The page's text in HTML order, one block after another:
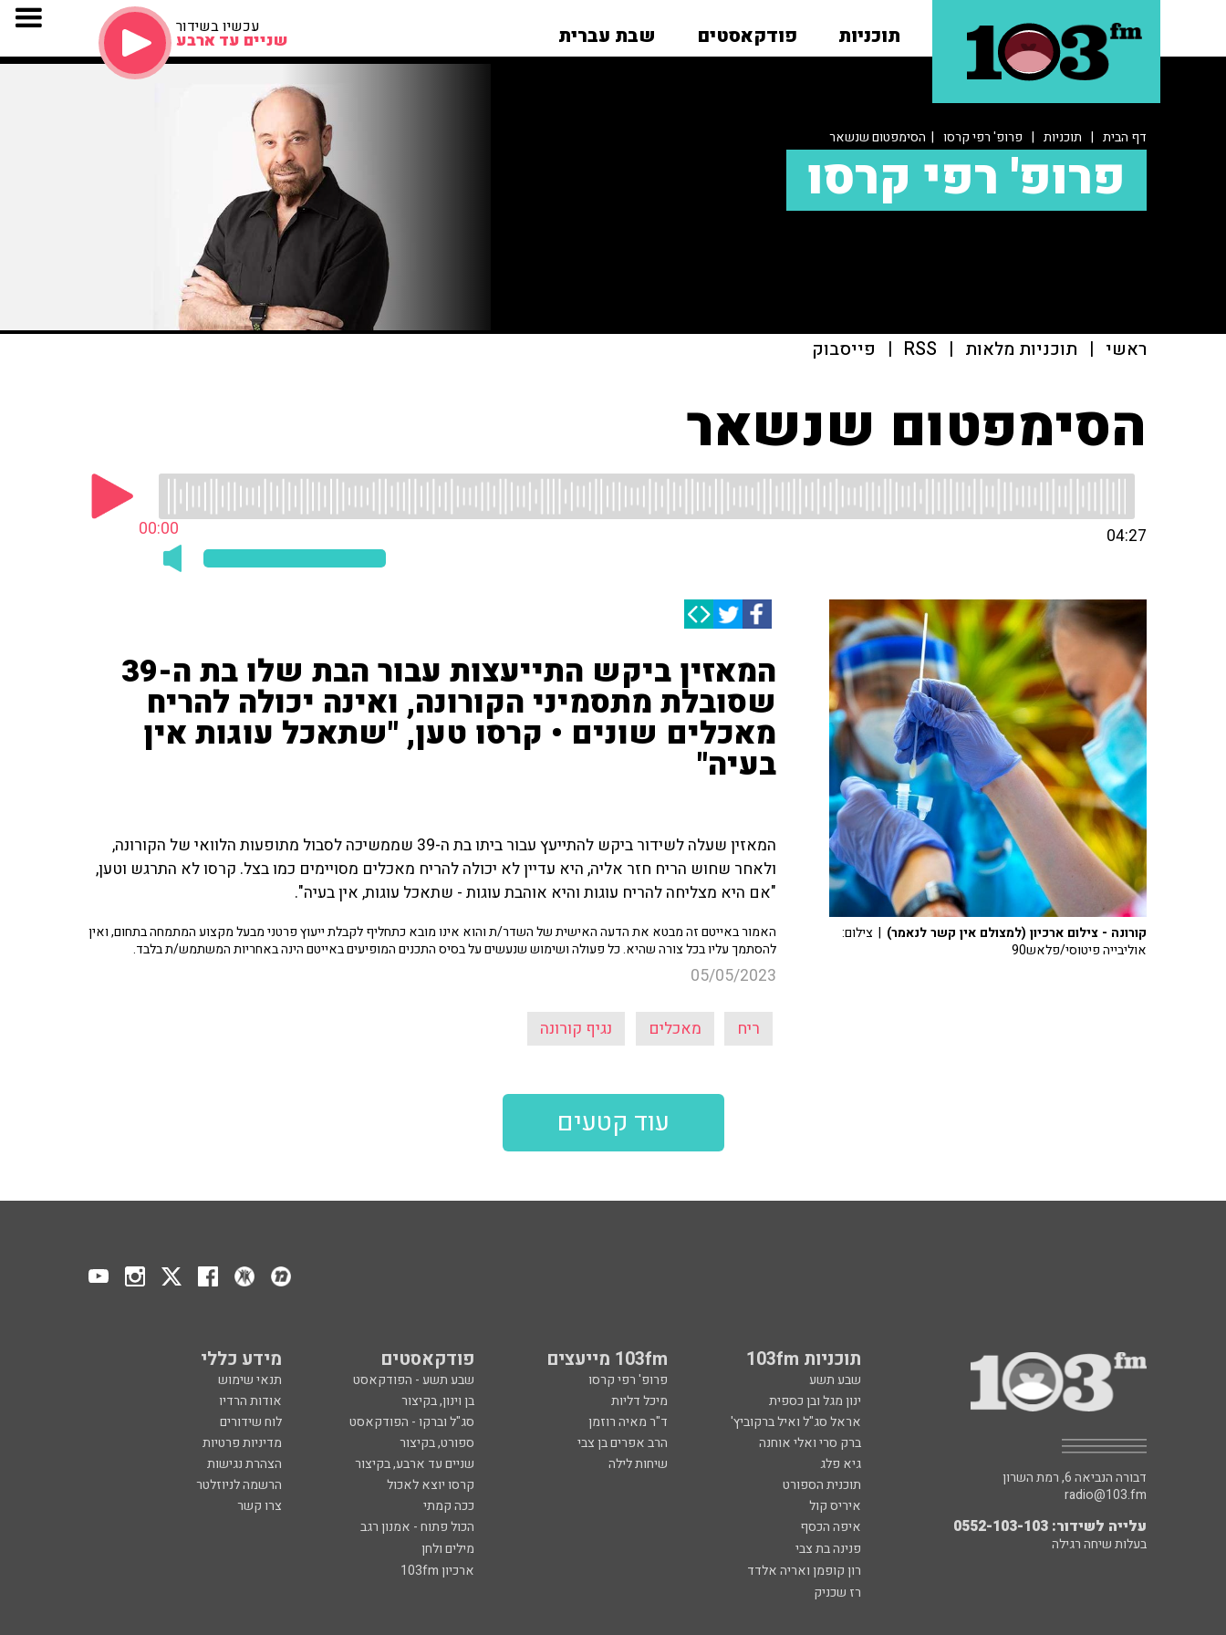
תוכניות פודקאסטים שבת עברית עכשיו בשידור
שניים עד ארבע
דף הבית | תוכניות | פרופ' רפי קרסו | הסימפטום שנשאר
פרופ' רפי קרסו
ראשי | תוכניות מלאות |
RSS
| פייסבוק
הסימפטום שנשאר
00:00 04:27
המאזין ביקש התייעצות עבור הבת שלו בת ה-39
שסובלת מתסמיני הקורונה, ואינה יכולה להריח
מאכלים שונים • קרסו טען, "שתאכל עוגות אין
בעיה"
המאזין שעלה לשידור ביקש להתייעץ עבור ביתו בת ה-39 שממשיכה לסבול מתופעות הלוואי של הקורונה,
ולאחר שחוש הריח חזר אליה, היא עדיין לא יכולה להריח מאכלים מסויימים כמו בצל. קרסו לא התרגש וטען,
"אם היא מצליחה להריח עוגות והיא אוהבת עוגות - שתאכל עוגות, אין בעיה".
האמור באייטם זה מבטא את הדעה האישית של השדר/ת והוא אינו מובא כתחליף לקבלת ייעוץ פרטני מבעל מקצוע המתמחה בתחום, ואין
להסתמך עליו בכל צורה שהיא. כל פעולה ושימוש שנעשים על בסיס התכנים המופיעים באייטם הינה באחריות המשתמש/ת בלבד.
05/05/2023
ריח מאכלים נגיף קורונה
קורונה - צילום ארכיון (למצולם אין קשר לנאמר) | צילום:
אוליבייה פיטוסי/פלאש90
עוד קטעים
תוכניות 103fm 103fm מייעצים פודקאסטים מידע כללי
שבע תשע פרופ' רפי קרסו שבע תשע - הפודקאסט
תנאי שימוש
ינון מגל ובן כספית
מיכל דליות בן וינון, בקיצור
אודות הרדיו
אראל סג"ל ואיל ברקוביץ'
ד"ר מאיה רוזמן סג"ל וברקו - הפודקאסט
לוח שידורים
ברק סרי ואלי אוחנה
הרב אפרים בן צבי ספורט, בקיצור
מדיניות פרטיות
גיא פלג
שיחות לילה שניים עד ארבע, בקיצור
הצהרת נגישות
תוכנית הספורט
קרסו יוצא לאכול
הרשמה לניוזלטר
איריס קול
ככה קמתי
צרו קשר
איפה הכסף
הכול פתוח - אמנון רגב
פנינה בת צבי
מילים ולחן
רון קופמן ואריה אלדד
ארכיון 103fm
רז שכניק
דבורה הנביאה 6, רמת השרון
radio@103.fm
עלייה לשידור: 0552-103-103
בעלות שיחה רגילה